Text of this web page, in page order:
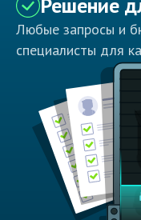
Решение
Любые запросы и
специалисты для